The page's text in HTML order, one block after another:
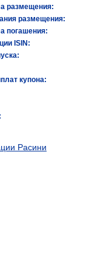
размещения:
размещения:
погашения:
ISIN:
купона:
Расини